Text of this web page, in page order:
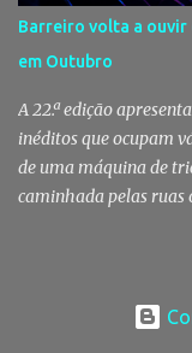
viver apenas junto ao
daí, o som das ruas
cheiro da sardinha
milhares de pessoas
Barreiro volta a ouvir
em Outubro
A 22.ª edição
inéditos que ocupam
de uma máquina de
caminhada pelas
volta a receber essa